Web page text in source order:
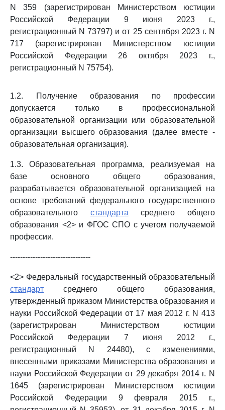
N 359 (зарегистрирован Министерством юстиции
Российской Федерации 9 июня 2023 г.,
регистрационный N 73797) и от 25 сентября 2023 г. N
717 (зарегистрирован Министерством юстиции
Российской Федерации 26 октября 2023 г.,
регистрационный N 75754).
1.2. Получение образования по профессии
допускается только в профессиональной
образовательной организации или образовательной
организации высшего образования (далее вместе -
образовательная организация).
1.3. Образовательная программа, реализуемая на
базе основного общего образования,
разрабатывается образовательной организацией на
основе требований федерального государственного
образовательного стандарта среднего общего
образования <2> и ФГОС СПО с учетом получаемой
профессии.
--------------------------------
<2> Федеральный государственный образовательный
стандарт среднего общего образования,
утвержденный приказом Министерства образования и
науки Российской Федерации от 17 мая 2012 г. N 413
(зарегистрирован Министерством юстиции
Российской Федерации 7 июня 2012 г.,
регистрационный N 24480), с изменениями,
внесенными приказами Министерства образования и
науки Российской Федерации от 29 декабря 2014 г. N
1645 (зарегистрирован Министерством юстиции
Российской Федерации 9 февраля 2015 г.,